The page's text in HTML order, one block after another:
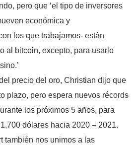
pero que ‘el tipo de inversores
económica y
los que trabajamos- están
al bitcoin, excepto, para usarlo
precio del oro, Christian dijo que
plazo, pero espera nuevos récords
los próximos 5 años, para
dólares hacia 2020 – 2021.
también nos unimos a las